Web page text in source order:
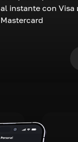
al instante con Visa
Mastercard